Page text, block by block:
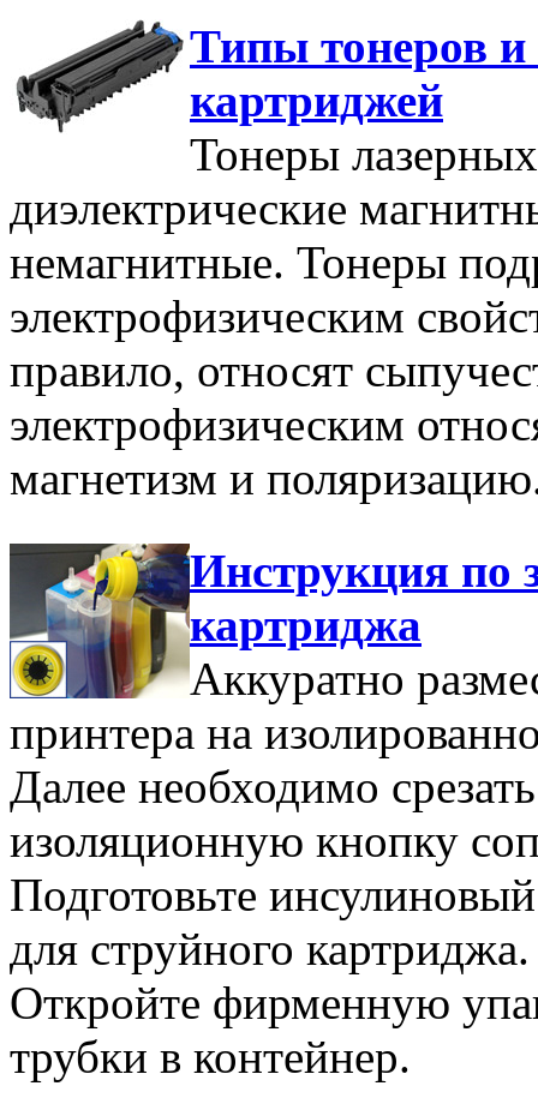
Типы тонеров и
картриджей
Тонеры
диэлектрические
немагнитные. Тонеры
электрофизическим
правило, относят
электрофизическим
магнетизм и
Инструкция по
картриджа
Аккуратно
принтера на
Далее необходимо
изоляционную кнопку
Подготовьте
для струйного картриджа.
Откройте фирменную
трубки в контейнер.